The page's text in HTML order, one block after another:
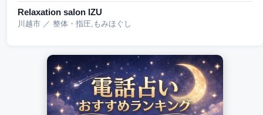
Relaxation salon IZU
川越市 ／ 整体・指圧,もみほぐし